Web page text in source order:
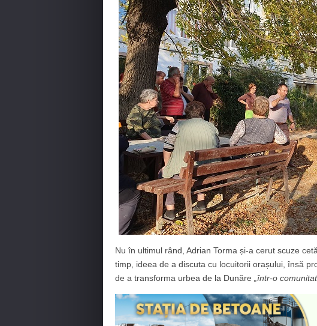
Nu în ultimul rând, Adrian Torma și-a cerut scuze
timp, ideea de a discuta cu locuitorii orașului, însă
de a transforma urbea de la Dunăre
„într-o